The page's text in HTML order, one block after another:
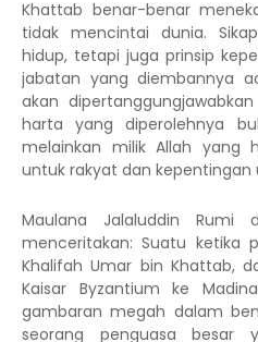
Khattab benar-benar
tidak mencintai dunia.
hidup, tetapi juga prinsip
jabatan yang diembannya
akan
harta yang diperolehnya
melainkan milik Allah yang
untuk rakyat dan kepentingan
Maulana Jalaluddin Rumi
menceritakan: Suatu ketika
Khalifah Umar bin Khattab,
Kaisar Byzantium ke
gambaran megah dalam
seorang penguasa besar